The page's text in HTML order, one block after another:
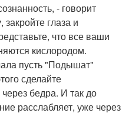
- говорит
глаза и
что все ваши
кислородом.
пусть "Подышат"
сделайте
бедра. И так до
расслабляет, уже через